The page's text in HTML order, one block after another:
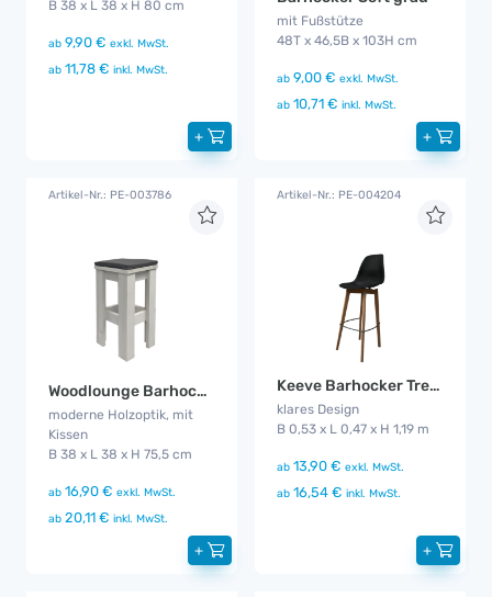
B 38 x L 38 x H 80 cm
ab 9,90 € exkl. MwSt.
ab 11,78 € inkl. MwSt.
+
mit Fußstütze
48T x 46,5B x 103H cm
ab 9,00 € exkl. MwSt.
ab 10,71 € inkl. MwSt.
+
Artikel-Nr.: PE-003786
Woodlounge Barhocker
moderne Holzoptik, mit
Kissen
B 38 x L 38 x H 75,5 cm
ab 16,90 € exkl. MwSt.
ab 20,11 € inkl. MwSt.
+
Artikel-Nr.: PE-004204
Keeve Barhocker Trendy schwarz
klares Design
B 0,53 x L 0,47 x H 1,19 m
ab 13,90 € exkl. MwSt.
ab 16,54 € inkl. MwSt.
+